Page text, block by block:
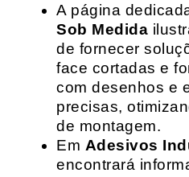
A página
Sob Medida
de fornecer
face cortadas e
com desenhos e
precisas,
de montagem.
Em Adesivos
encontrará